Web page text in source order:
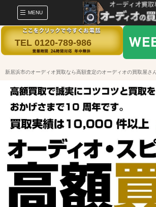
MENU
TEL 0120-789-986
新居浜市のオーディオ買取なら高額査定のオーディオの買取屋さん